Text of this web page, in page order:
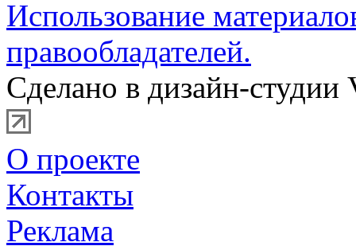
Использование
правообладателей.
Сделано в дизайн-студии
О проекте
Контакты
Реклама